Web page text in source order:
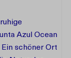
Azul Ocean
Ein schöner Ort